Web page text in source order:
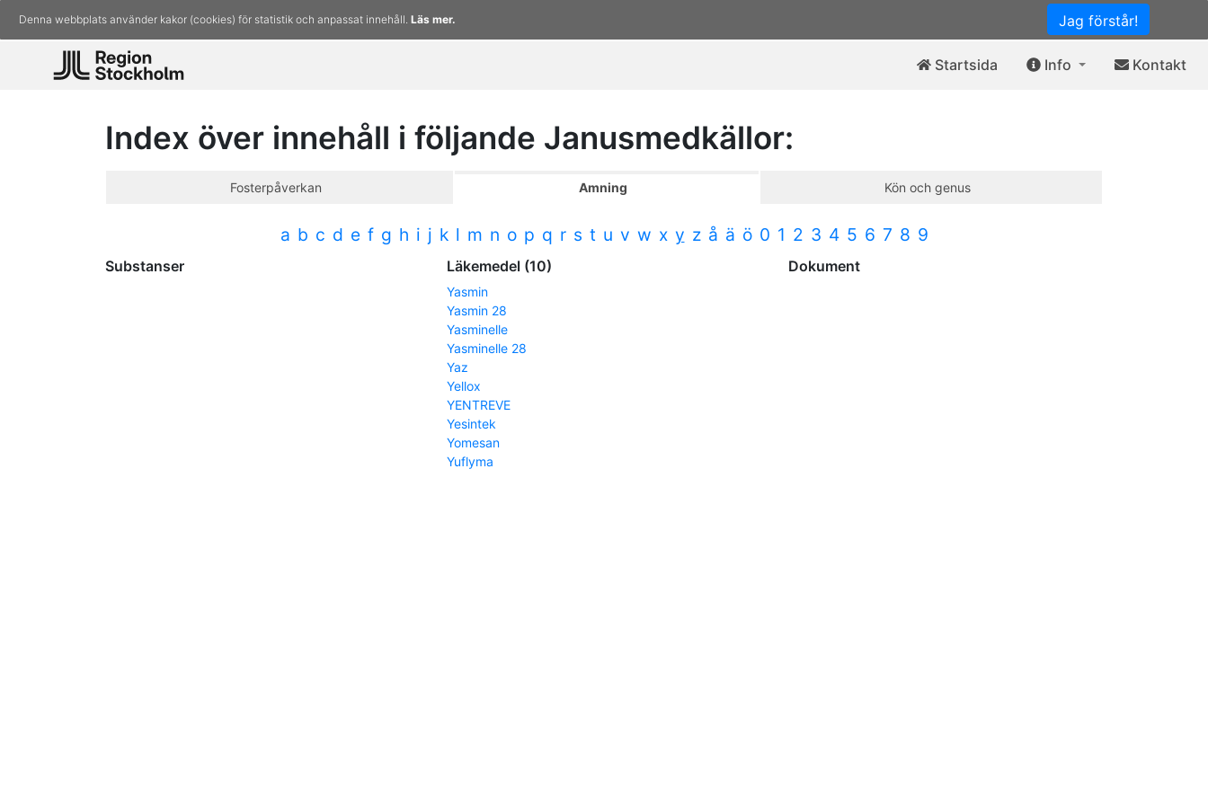
Jag förstår!
Denna webbplats använder kakor (cookies) för statistik och anpassat innehåll. Läs mer.
Startsida Info Kontakt
Index över innehåll i följande Janusmedkällor:
Fosterpåverkan Amning Kön och genus
a b c d e f g h i j k l m n o p q r s t u v w x y z å ä ö 0 1 2 3 4 5 6 7 8 9
Substanser Läkemedel (10)
Yasmin
Yasmin 28
Yasminelle
Yasminelle 28
Yaz
Yellox
YENTREVE
Yesintek
Yomesan
Yuflyma
Dokument